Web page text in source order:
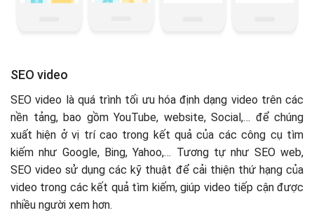
SEO video
SEO video là quá trình tối ưu hóa định dạng video trên các
nền tảng, bao gồm YouTube, website, Social,… để chúng
xuất hiện ở vị trí cao trong kết quả của các công cụ tìm
kiếm như Google, Bing, Yahoo,… Tương tự như SEO web,
SEO video sử dụng các kỹ thuật để cải thiện thứ hạng của
video trong các kết quả tìm kiếm, giúp video tiếp cận được
nhiều người xem hơn.